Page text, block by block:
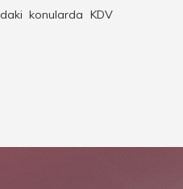
konularda KDV